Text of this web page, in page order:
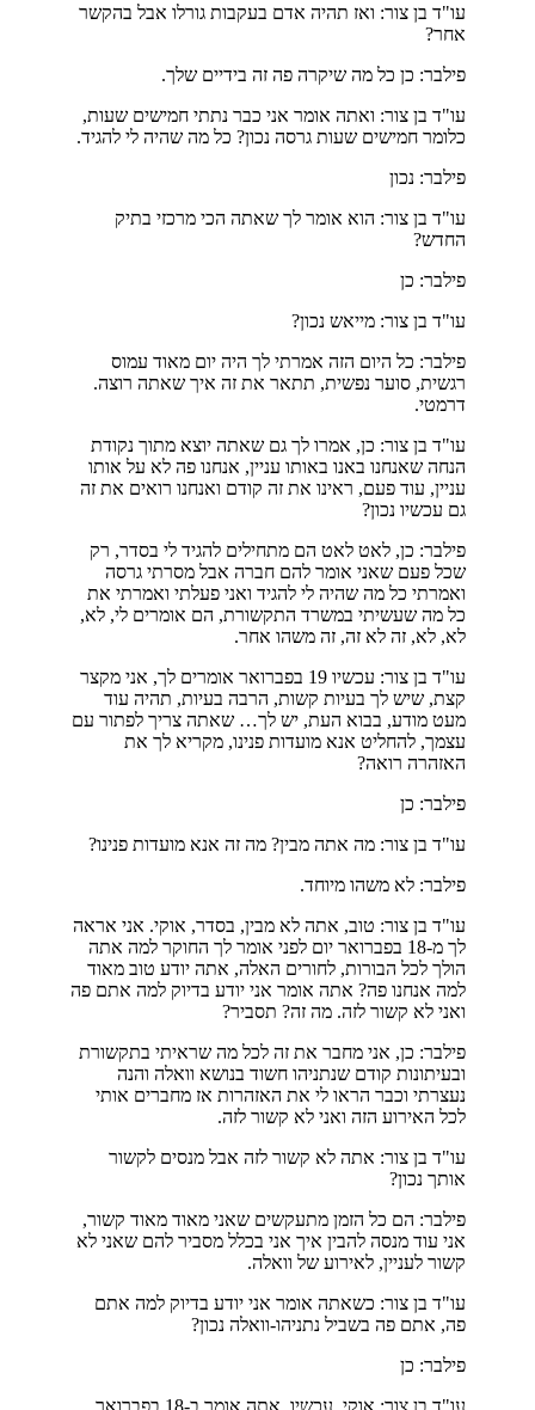
עו"ד בן צור: ואז תהיה אדם בעקבות גורלו אבל בהקשר
אחר?
פילבר: כן כל מה שיקרה פה זה בידיים שלך.
עו"ד בן צור: ואתה אומר אני כבר נתתי חמישים שעות,
כלומר חמישים שעות גרסה נכון? כל מה שהיה לי להגיד.
פילבר: נכון
עו"ד בן צור: הוא אומר לך שאתה הכי מרכזי בתיק
החדש?
פילבר: כן
עו"ד בן צור: מייאש נכון?
פילבר: כל היום הזה אמרתי לך היה יום מאוד עמוס
רגשית, סוער נפשית, תתאר את זה איך שאתה רוצה.
דרמטי.
עו"ד בן צור: כן, אמרו לך גם שאתה יוצא מתוך נקודת
הנחה שאנחנו באנו באותו עניין, אנחנו פה לא על אותו
עניין, עוד פעם, ראינו את זה קודם ואנחנו רואים את זה
גם עכשיו נכון?
פילבר: כן, לאט לאט הם מתחילים להגיד לי בסדר, רק
שכל פעם שאני אומר להם חברה אבל מסרתי גרסה
ואמרתי כל מה שהיה לי להגיד ואני פעלתי ואמרתי את
כל מה שעשיתי במשרד התקשורת, הם אומרים לי, לא,
לא, לא, זה לא זה, זה משהו אחר.
עו"ד בן צור: עכשיו 19 בפברואר אומרים לך, אני מקצר
קצת, שיש לך בעיות קשות, הרבה בעיות, תהיה עוד
מעט מודע, בבוא העת, יש לך… שאתה צריך לפתור עם
עצמך, להחליט אנא מועדות פנינו, מקריא לך את
האזהרה רואה?
פילבר: כן
עו"ד בן צור: מה אתה מבין? מה זה אנא מועדות פנינו?
פילבר: לא משהו מיוחד.
עו"ד בן צור: טוב, אתה לא מבין, בסדר, אוקי. אני אראה
לך מ-18 בפברואר יום לפני אומר לך החוקר למה אתה
הולך לכל הבורות, לחורים האלה, אתה יודע טוב מאוד
למה אנחנו פה? אתה אומר אני יודע בדיוק למה אתם פה
ואני לא קשור לזה. מה זה? תסביר?
פילבר: כן, אני מחבר את זה לכל מה שראיתי בתקשורת
ובעיתונות קודם שנתניהו חשוד בנושא וואלה והנה
נעצרתי וכבר הראו לי את האזהרות אז מחברים אותי
לכל האירוע הזה ואני לא קשור לזה.
עו"ד בן צור: אתה לא קשור לזה אבל מנסים לקשור
אותך נכון?
פילבר: הם כל הזמן מתעקשים שאני מאוד מאוד קשור,
אני עוד מנסה להבין איך אני בכלל מסביר להם שאני לא
קשור לעניין, לאירוע של וואלה.
עו"ד בן צור: כשאתה אומר אני יודע בדיוק למה אתם
פה, אתם פה בשביל נתניהו-וואלה נכון?
פילבר: כן
עו"ד בן צור: אוקי. עכשיו, אתה אומר ב-18 בפברואר